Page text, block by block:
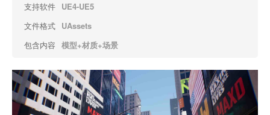
支持软件 UE4-UE5
文件格式 UAssets
包含内容 模型+材质+场景